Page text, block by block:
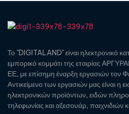
Το "DIGITALAND" είναι ηλεκτρονικό
εμπορικό κομμάτι της εταιρίας
ΕΕ, με επίσημη έναρξη εργασιών τον
Αντικείμενο των εργασιών μας είναι η
ηλεκτρονικών προϊόντων, ειδών
τηλεφωνίας και αξεσουάρ, παιχνιδιών